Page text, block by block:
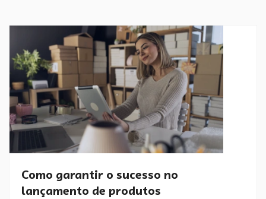
Como garantir o sucesso no
lançamento de produtos